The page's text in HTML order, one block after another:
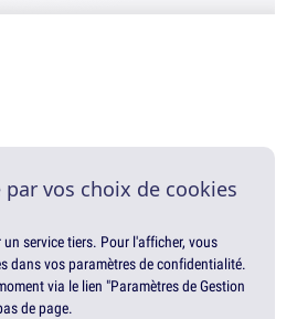
vos choix de cookies
service tiers. Pour l'afficher, vous
dans vos paramètres de confidentialité.
via le lien "Paramètres de Gestion
de page.